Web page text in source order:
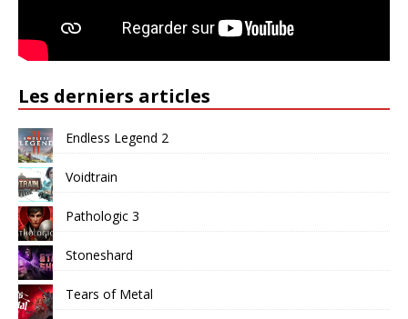
Les derniers articles
Endless Legend 2
Voidtrain
Pathologic 3
Stoneshard
Tears of Metal